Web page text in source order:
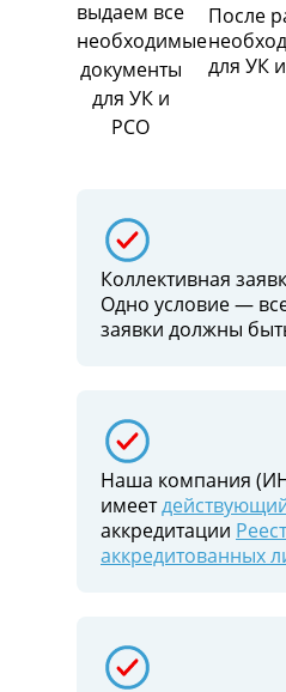
После
для УК
Коллективная
Одно условие —
заявки должны
Наша компания
имеет
аккредитации
аккредитованных